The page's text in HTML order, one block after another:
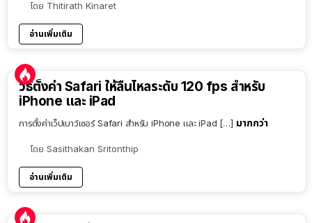
โดย Thitirath Kinaret
อ่านเพิ่มเติม
วิธีตั้งค่า Safari ให้ลื่นไหลระดับ 120 fps สำหรับ
iPhone และ iPad
การตั้งค่าเว็ปเบาว์เซอร์ Safari สำหรับ iPhone และ iPad […] มากกว่า
โดย Sasithakan Sritonthip
อ่านเพิ่มเติม